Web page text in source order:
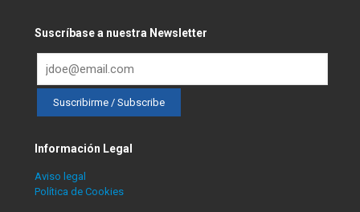
Suscríbase a nuestra Newsletter
Información Legal
Aviso legal
Política de Cookies